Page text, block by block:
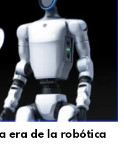
era de la robótica